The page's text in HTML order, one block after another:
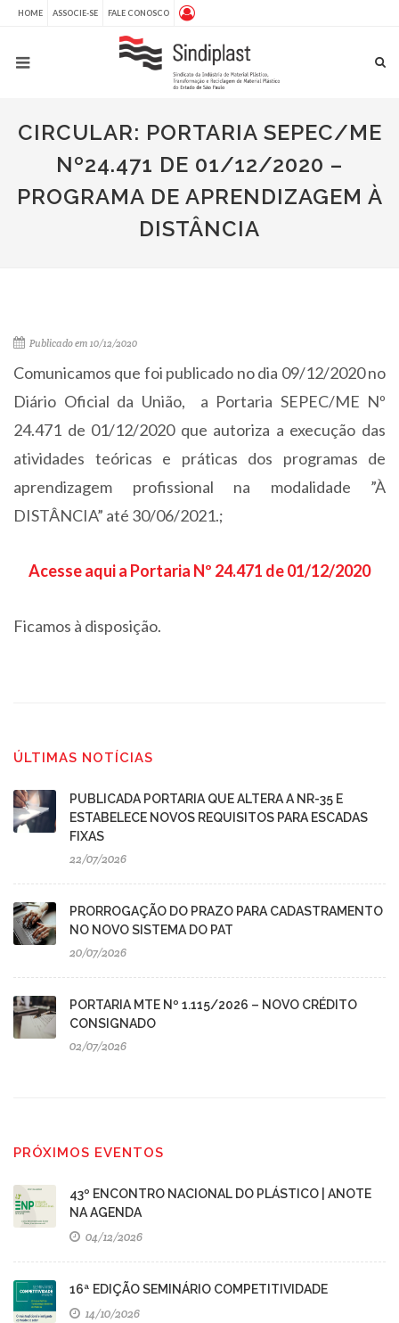
HOME ASSOCIE-SE FALE CONOSCO
CIRCULAR: PORTARIA SEPEC/ME
Nº24.471 DE 01/12/2020 –
PROGRAMA DE APRENDIZAGEM À
DISTÂNCIA
Publicado em 10/12/2020
Comunicamos que foi publicado no dia 09/12/2020 no
Diário Oficial da União, a Portaria SEPEC/ME Nº
24.471 de 01/12/2020 que autoriza a execução das
atividades teóricas e práticas dos programas de
aprendizagem profissional na modalidade ”À
DISTÂNCIA” até 30/06/2021.;
Acesse aqui a Portaria Nº 24.471 de 01/12/2020
Ficamos à disposição.
ÚLTIMAS NOTÍCIAS
PUBLICADA PORTARIA QUE ALTERA A NR-35 E
ESTABELECE NOVOS REQUISITOS PARA ESCADAS
FIXAS
22/07/2026
PRORROGAÇÃO DO PRAZO PARA CADASTRAMENTO
NO NOVO SISTEMA DO PAT
20/07/2026
PORTARIA MTE Nº 1.115/2026 – NOVO CRÉDITO
CONSIGNADO
02/07/2026
PRÓXIMOS EVENTOS
43º ENCONTRO NACIONAL DO PLÁSTICO | ANOTE
NA AGENDA
04/12/2026
16ª EDIÇÃO SEMINÁRIO COMPETITIVIDADE
14/10/2026